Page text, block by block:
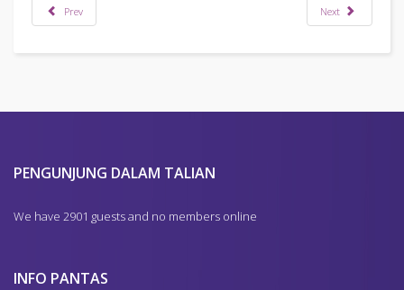
Prev Next
PENGUNJUNG DALAM TALIAN
We have 2901 guests and no members online
INFO PANTAS